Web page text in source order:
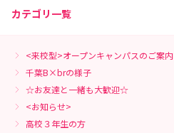
カテゴリ一覧
<来校型>オープンキャンパスのご案内
千葉B×brの様子
☆お友達と一緒も大歓迎☆
<お知らせ>
高校３年生の方